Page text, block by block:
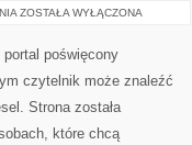
MIEJSCA
ZOSTAŁA WYŁĄCZONA
poświęcony
czytelnik może znaleźć
Strona została
które chcą